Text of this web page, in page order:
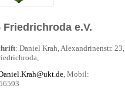
Friedrichroda e.V.
: Daniel Krah, Alexandrinenstr. 23,
, Mobil: